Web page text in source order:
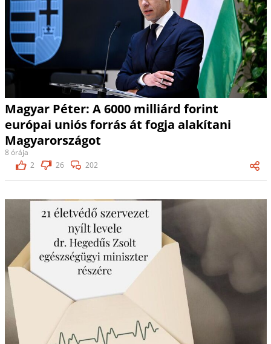
Magyar Péter: A 6000 milliárd forint
európai uniós forrás át fogja alakítani
Magyarországot
8 órája
2
26 202